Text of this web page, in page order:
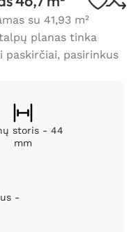
su 41,93 m²
planas tinka
paskirčiai, pasirinkus
storis - 44
mm
-